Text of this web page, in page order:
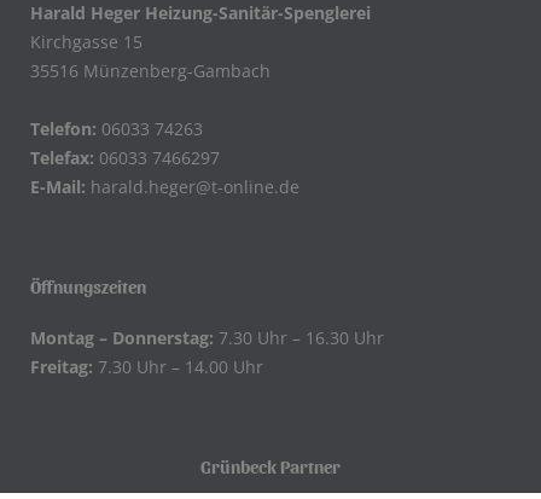
Harald Heger Heizung-Sanitär-Spenglerei
Kirchgasse 15
35516 Münzenberg-Gambach
Telefon: 06033 74263
Telefax: 06033 7466297
E-Mail: harald.heger@t-online.de
Öffnungszeiten
Montag – Donnerstag: 7.30 Uhr – 16.30 Uhr
Freitag: 7.30 Uhr – 14.00 Uhr
Grünbeck Partner